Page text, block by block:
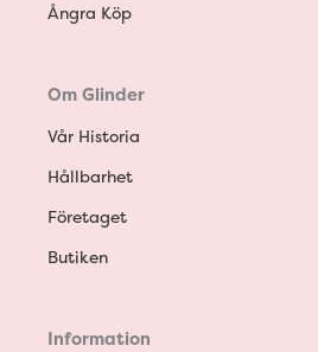
Ångra Köp
Om Glinder
Vår Historia
Hållbarhet
Företaget
Butiken
Information